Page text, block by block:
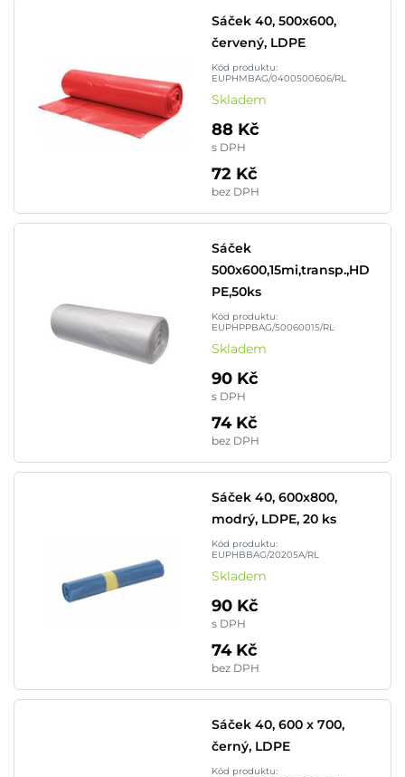
Sáček 40, 500x600,
červený, LDPE
Kód produktu:
EUPHMBAG/0400500606/RL
Skladem
88 Kč
s DPH
72 Kč
bez DPH
Sáček
500x600,15mi,transp.,HD
PE,50ks
Kód produktu:
EUPHPPBAG/50060015/RL
Skladem
90 Kč
s DPH
74 Kč
bez DPH
Sáček 40, 600x800,
modrý, LDPE, 20 ks
Kód produktu:
EUPHBBAG/20205A/RL
Skladem
90 Kč
s DPH
74 Kč
bez DPH
Sáček 40, 600 x 700,
černý, LDPE
Kód produktu: